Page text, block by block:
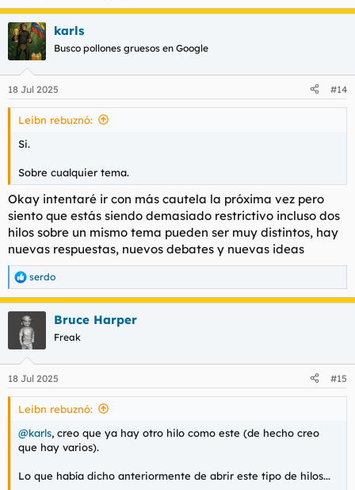
karls
Busco pollones gruesos en Google
18 Jul 2025 #14
Leibn rebuznó:
Si.
Sobre cualquier tema.
Okay intentaré ir con más cautela la próxima vez pero
siento que estás siendo demasiado restrictivo incluso dos
hilos sobre un mismo tema pueden ser muy distintos, hay
nuevas respuestas, nuevos debates y nuevas ideas
R
e
a
e
s
serdo
Bruce Harper
Freak
18 Jul 2025 #15
Leibn rebuznó:
@karls, creo que ya hay otro hilo como este (de hecho creo
que hay varios).
Lo que había dicho anteriormente de abrir este tipo de hilos...